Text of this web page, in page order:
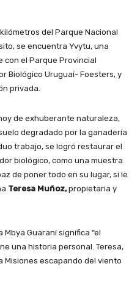
del Parque Nacional
se encuentra Yvytu, una
con el Parque Provincial
Biológico Uruguaí- Foesters, y
privada.
de exhuberante naturaleza,
degradado por la ganadería
trabajo, se logró restaurar el
biológico, como una muestra
de poner todo en su lugar, si le
Teresa Muñoz,propietaria y
Mbya Guaraní significa “el
una historia personal. Teresa,
Misiones escapando del viento